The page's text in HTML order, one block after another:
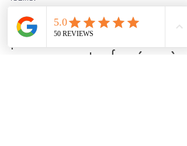
Vous recherchez une
professionnelle de santé
reconnue et formée à